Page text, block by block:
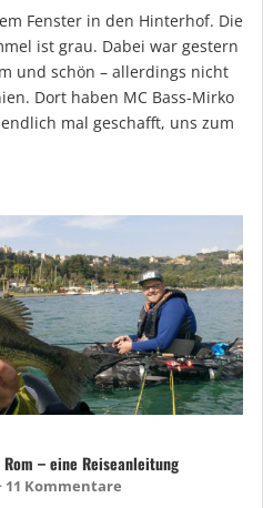
Fenster in den Hinterhof. Die
ist grau. Dabei war gestern
und schön – allerdings nicht
Dort haben MC Bass-Mirko
mal geschafft, uns zum
– eine Reiseanleitung
11 Kommentare